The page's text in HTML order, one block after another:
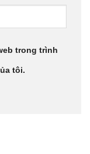
trong trình
tôi.